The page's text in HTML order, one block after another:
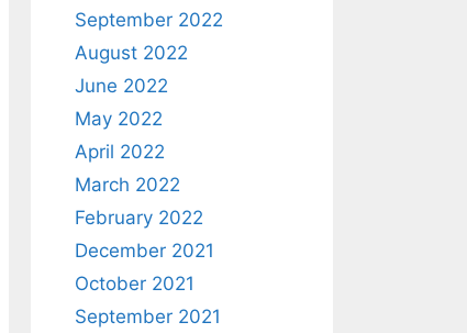
September 2022
August 2022
June 2022
May 2022
April 2022
March 2022
February 2022
December 2021
October 2021
September 2021